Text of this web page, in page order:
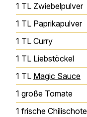
1 TL Zwiebelpulver
1 TL Paprikapulver
1 TL Curry
1 TL Liebstöckel
1 TL Magic Sauce
1 große Tomate
1 frische